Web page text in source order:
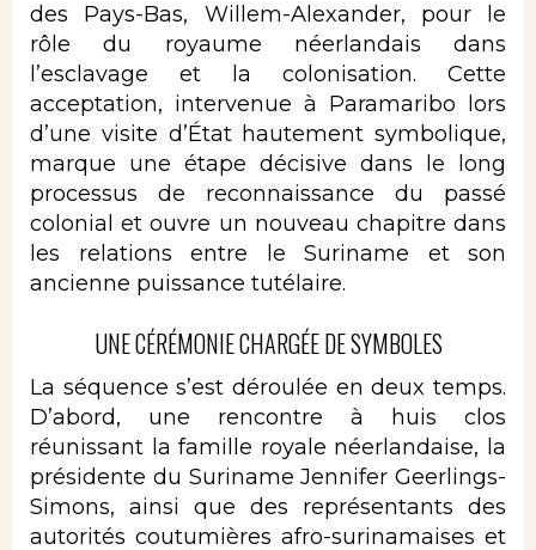
des Pays-Bas, Willem-Alexander, pour le
rôle du royaume néerlandais dans
l’esclavage et la colonisation. Cette
acceptation, intervenue à Paramaribo lors
d’une visite d’État hautement symbolique,
marque une étape décisive dans le long
processus de reconnaissance du passé
colonial et ouvre un nouveau chapitre dans
les relations entre le Suriname et son
ancienne puissance tutélaire.
UNE CÉRÉMONIE CHARGÉE DE SYMBOLES
La séquence s’est déroulée en deux temps.
D’abord, une rencontre à huis clos
réunissant la famille royale néerlandaise, la
présidente du Suriname Jennifer Geerlings-
Simons, ainsi que des représentants des
autorités coutumières afro-surinamaises et